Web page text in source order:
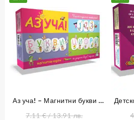
Аз уча! – Магнитни букви и
7.11€/ 13.91 лв.